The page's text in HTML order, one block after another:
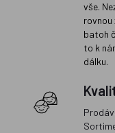
vše.
rovnou
batoh
to k
dálku.